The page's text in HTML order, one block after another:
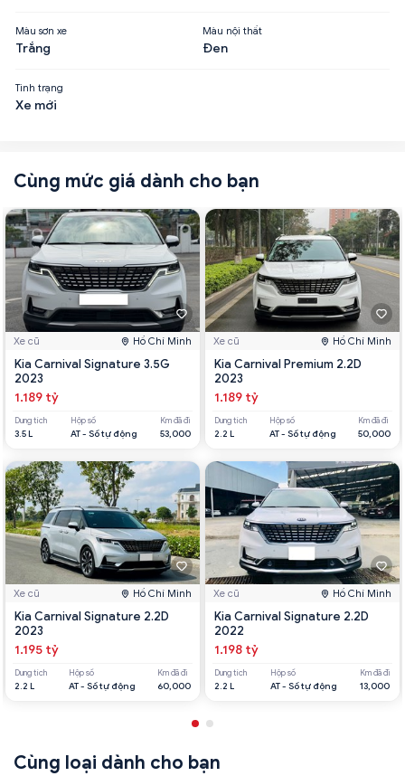
Màu sơn xe
Trắng
Màu nội thất
Đen
Tình trạng
Xe mới
Cùng mức giá dành cho bạn
Xe cũ Hồ Chí Minh
Kia Carnival Signature 3.5G
2023
1.189 tỷ
Dung tích
3.5 L
Hộp số
AT - Số tự động
Km đã đi
53,000
Xe cũ Hồ Chí Minh
Kia Carnival Signature 2.2D
2023
1.195 tỷ
Dung tích
2.2 L
Hộp số
AT - Số tự động
Km đã đi
60,000
Xe cũ Hồ Chí Minh
Kia Carnival Premium 2.2D
2023
1.189 tỷ
Dung tích
2.2 L
Hộp số
AT - Số tự động
Km đã đi
50,000
Xe cũ Hồ Chí Minh
Kia Carnival Signature 2.2D
2022
1.198 tỷ
Dung tích
2.2 L
Hộp số
AT - Số tự động
Km đã đi
13,000
Cùng loại dành cho bạn